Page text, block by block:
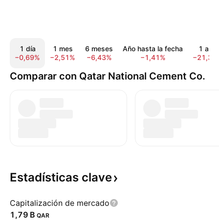
1 día
−0,69%
1 mes
−2,51%
6 meses
−6,43%
Año hasta la fecha
−1,41%
1 año
Comparar con Qatar National Cement Co.
Estadísticas clave
Capitalización de mercado
‪1,79 B‬ QAR